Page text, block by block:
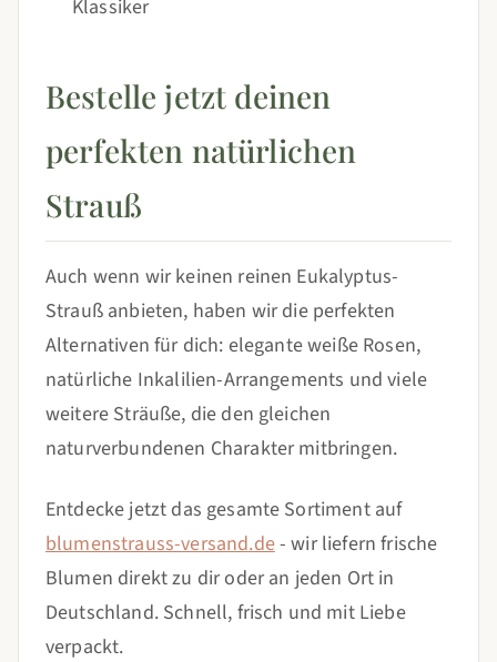
Klassiker
Bestelle jetzt deinen
perfekten natürlichen
Strauß
Auch wenn wir keinen reinen Eukalyptus-
Strauß anbieten, haben wir die perfekten
Alternativen für dich: elegante weiße Rosen,
natürliche Inkalilien-Arrangements und viele
weitere Sträuße, die den gleichen
naturverbundenen Charakter mitbringen.
Entdecke jetzt das gesamte Sortiment auf
blumenstrauss-versand.de- wir liefern frische
Blumen direkt zu dir oder an jeden Ort in
Deutschland. Schnell, frisch und mit Liebe
verpackt.